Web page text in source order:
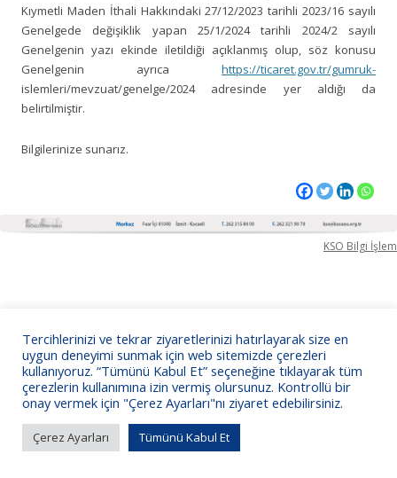
Kıymetli Maden İthali Hakkındaki 27/12/2023 tarihli 2023/16 sayılı
Genelgede değişiklik yapan 25/1/2024 tarihli 2024/2 sayılı
Genelgenin yazı ekinde iletildiği açıklanmış olup, söz konusu
Genelgenin ayrıca https://ticaret.gov.tr/gumruk-
islemleri/mevzuat/genelge/2024 adresinde yer aldığı da
belirtilmiştir.
Bilgilerinize sunarız.
KSO Bilgi İşlem
Tercihlerinizi ve tekrar ziyaretlerinizi hatırlayarak size en
uygun deneyimi sunmak için web sitemizde çerezleri
kullanıyoruz. “Tümünü Kabul Et” seçeneğine tıklayarak tüm
çerezlerin kullanımına izin vermiş olursunuz. Kontrollü bir
onay vermek için "Çerez Ayarları"nı ziyaret edebilirsiniz.
Çerez Ayarları Tümünü Kabul Et